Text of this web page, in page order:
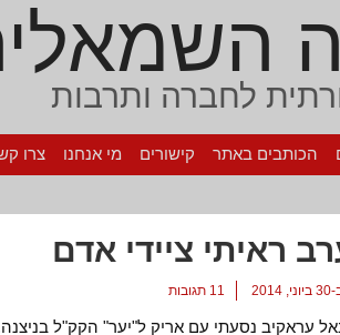
לחברה ותרבות
הכותבים באתר קישורים מי אנחנו צרו
ראיתי ציידי אדם
2014 11 תגובות
עראקיב נסעתי עם אריק ל"יער" הקק"ל